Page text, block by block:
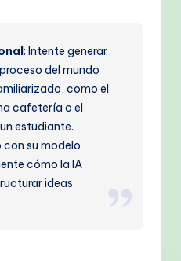
: Intente generar
del mundo
como el
cafetería o el
estudiante.
con su modelo
cómo la IA
ideas